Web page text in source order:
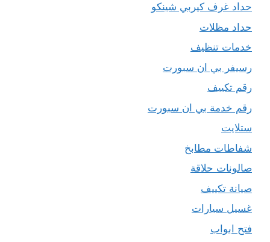
حداد غرف كيربي شينكو
حداد مظلات
خدمات تنظيف
رسيفر بي ان سبورت
رقم تكييف
رقم خدمة بي ان سبورت
ستلايت
شفاطات مطابخ
صالونات حلاقة
صيانة تكييف
غسيل سيارات
فتح ابواب